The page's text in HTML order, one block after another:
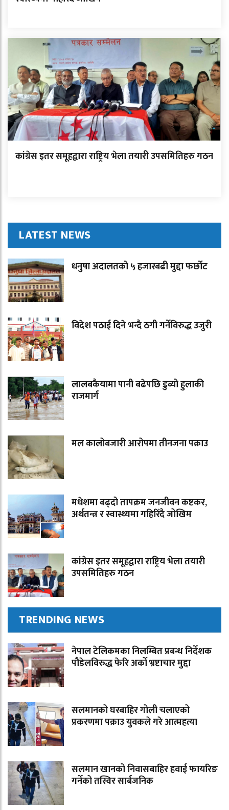
कांग्रेस इतर समूहद्वारा राष्ट्रिय भेला तयारी उपसमितिहरु गठन
LATEST NEWS
धनुषा अदालतको ५ हजारबढी मुद्दा फर्छोट
विदेश पठाई दिने भन्दै ठगी गर्नेविरुद्ध उजुरी
लालबकैयामा पानी बढेपछि डुब्यो हुलाकी
राजमार्ग
मल कालोबजारी आरोपमा तीनजना पक्राउ
मधेशमा बढ्दो तापक्रम जनजीवन कष्टकर,
अर्थतन्त्र र स्वास्थ्यमा गहिरिँदै जोखिम
कांग्रेस इतर समूहद्वारा राष्ट्रिय भेला तयारी
उपसमितिहरु गठन
TRENDING NEWS
नेपाल टेलिकमका निलम्बित प्रबन्ध निर्देशक
पौडेलविरुद्ध फेरि अर्को भ्रष्टाचार मुद्दा
सलमानको घरबाहिर गोली चलाएको
प्रकरणमा पक्राउ युवकले गरे आत्महत्या
सलमान खानको निवासबाहिर हवाई फायरिङ
गर्नेको तस्विर सार्बजनिक